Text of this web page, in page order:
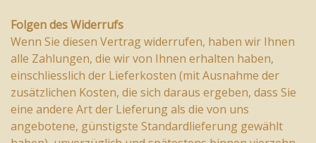
Folgen des Widerrufs
Wenn Sie diesen Vertrag widerrufen, haben wir Ihnen
alle Zahlungen, die wir von Ihnen erhalten haben,
einschliesslich der Lieferkosten (mit Ausnahme der
zusätzlichen Kosten, die sich daraus ergeben, dass Sie
eine andere Art der Lieferung als die von uns
angebotene, günstigste Standardlieferung gewählt